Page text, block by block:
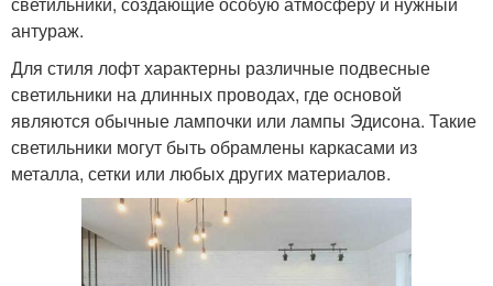
антураж.
Для стиля лофт характерны различные подвесные
светильники на длинных проводах, где основой
являются обычные лампочки или лампы Эдисона. Такие
светильники могут быть обрамлены каркасами из
металла, сетки или любых других материалов.